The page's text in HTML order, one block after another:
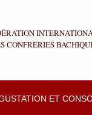
CONFRÉRIES
ET